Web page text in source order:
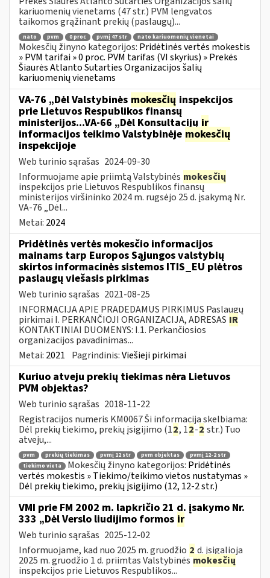
kariuomenių vienetams (47 str.) PVM lengvatos
taikomos grąžinant prekių (paslaugų)...
nato pvm 0 proc pvmį 47 str nato kariuomenių vienetai
Mokesčių žinyno kategorijos: Pridėtinės vertės mokestis
» PVM tarifai » 0 proc. PVM tarifas (VI skyrius) » Prekės
Šiaurės Atlanto Sutarties Organizacijos šalių
kariuomenių vienetams
VA-76 „Dėl Valstybinės mokesčių inspekcijos
prie Lietuvos Respublikos finansų
ministerijos...VA-66 „Dėl Konsultacijų ir
informacijos teikimo Valstybinėje mokesčių
inspekcijoje
Web turinio sąrašas 2024-09-30
Informuojame apie priimtą Valstybinės mokesčių
inspekcijos prie Lietuvos Respublikos finansų
ministerijos viršininko 2024 m. rugsėjo 25 d. įsakymą Nr.
VA-76 „Dėl...
Metai: 2024
Pridėtinės vertės mokesčio informacijos
mainams tarp Europos Sąjungos valstybių
skirtos informacinės sistemos ITIS_EU plėtros
paslaugų viešasis pirkimas
Web turinio sąrašas 2021-08-25
INFORMACIJA APIE PRADEDAMUS PIRKIMUS Paslaugų
pirkimai I. PERKANČIOJI ORGANIZACIJA, ADRESAS IR
KONTAKTINIAI DUOMENYS: I.1. Perkančiosios
organizacijos pavadinimas...
Metai: 2021 Pagrindinis:Viešieji pirkimai
Kuriuo atveju prekių tiekimas nėra Lietuvos
PVM objektas?
Web turinio sąrašas 2018-11-22
Registracijos numeris KM0067 Ši informacija skelbiama:
Dėl prekių tiekimo, prekių įsigijimo (12, 12-2 str.) Tuo
atveju,...
pvm prekių tiekimas pvmį 12 str pvm objektas
pvmį 12-2 str
tiekimo vieta
Mokesčių žinyno kategorijos: Pridėtinės
vertės mokestis » Tiekimo/teikimo vietos nustatymas »
Dėl prekių tiekimo, prekių įsigijimo (12, 12-2 str.)
VMI prie FM 2002 m. lapkričio 21 d. įsakymo Nr.
333 „Dėl Verslo liudijimo formos ir
Web turinio sąrašas 2025-12-02
Informuojame, kad nuo 2025 m. gruodžio 2 d. įsigalioja
2025 m. gruodžio 1 d. priimtas Valstybinėsmokesčių
inspekcijos prie Lietuvos Respublikos...